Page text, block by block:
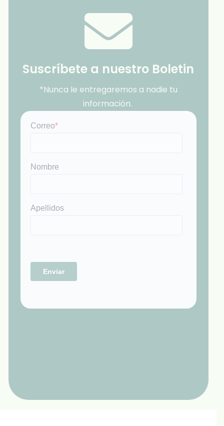
Suscríbete a nuestro Boletin
*Nunca le entregaremos a nadie tu
información.